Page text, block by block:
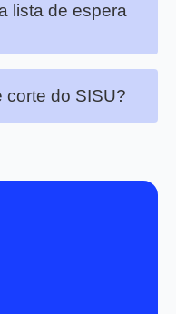
lista de espera
corte do SISU?